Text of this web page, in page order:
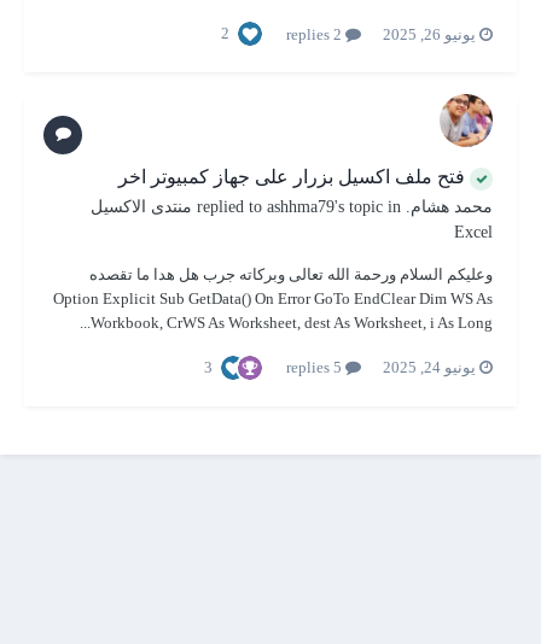
يونيو 26, 2025 2
فتح ملف اكسيل بزرار على جهاز كمبيوتر اخر
محمد هشام. ashhma79's topic in
منتدى الاكسيل
Excel
وعليكم السلام ورحمة الله تعالى وبركاته جرب هل هدا ما تقصده
Option Explicit Sub GetData() On Error GoTo EndClear Dim WS As
Workbook, CrWS As Worksheet, dest As Worksheet, i As Long...
يونيو 24, 2025 3